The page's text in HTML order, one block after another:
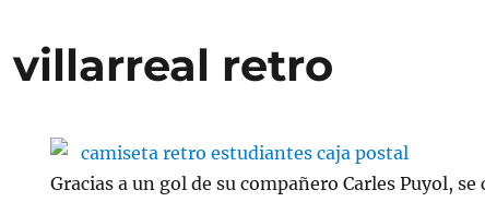
villarreal retro
Gracias a un gol de su compañero Carles Puyol,